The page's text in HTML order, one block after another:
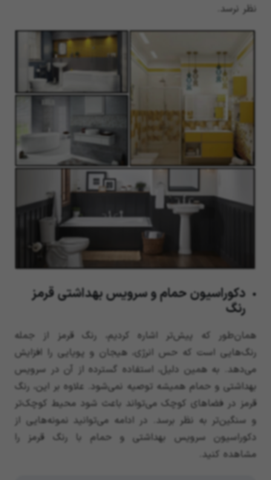
نظر نرسد.
دکوراسیون حمام و سرویس بهداشتی قرمز
رنگ
همان‌طور که پیش‌تر اشاره کردیم، رنگ قرمز از جمله
رنگ‌هایی است که حس انرژی، هیجان و پویایی را افزایش
می‌دهد. به همین دلیل، استفاده گسترده از آن در سرویس
بهداشتی و حمام همیشه توصیه نمی‌شود. علاوه بر این، رنگ
قرمز در فضاهای کوچک می‌تواند باعث شود محیط کوچک‌تر
و سنگین‌تر به نظر برسد. در ادامه می‌توانید نمونه‌هایی از
دکوراسیون سرویس بهداشتی و حمام با رنگ قرمز را
مشاهده کنید.